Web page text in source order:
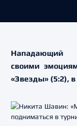
Нападающий
своими
«Звезды» (5:2),